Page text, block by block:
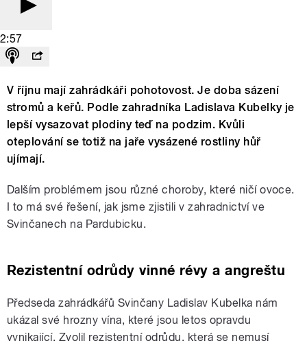
2:57
V říjnu mají zahrádkáři pohotovost. Je doba sázení
stromů a keřů. Podle zahradníka Ladislava Kubelky je
lepší vysazovat plodiny teď na podzim. Kvůli
oteplování se totiž na jaře vysázené rostliny hůř
ujímají.
Dalším problémem jsou různé choroby, které ničí ovoce.
I to má své řešení, jak jsme zjistili v zahradnictví ve
Svinčanech na Pardubicku.
Rezistentní odrůdy vinné révy a angreštu
Předseda zahrádkářů Svinčany Ladislav Kubelka nám
ukázal své hrozny vína, které jsou letos opravdu
vynikající. Zvolil rezistentní odrůdu, která se nemusí